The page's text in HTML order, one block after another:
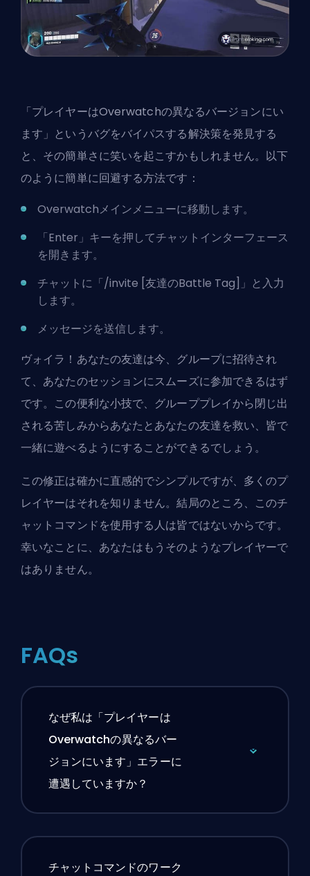
「プレイヤーはOverwatchの異なるバージョンにい
ます」というバグをバイパスする解決策を発見する
と、その簡単さに笑いを起こすかもしれません。以下
のように簡単に回避する方法です：
Overwatchメインメニューに移動します。
「Enter」キーを押してチャットインターフェース
を開きます。
チャットに「/invite [友達のBattle Tag]」と入力
します。
メッセージを送信します。
ヴォイラ！あなたの友達は今、グループに招待され
て、あなたのセッションにスムーズに参加できるはず
です。この便利な小技で、グループプレイから閉じ出
される苦しみからあなたとあなたの友達を救い、皆で
一緒に遊べるようにすることができるでしょう。
この修正は確かに直感的でシンプルですが、多くのプ
レイヤーはそれを知りません。結局のところ、このチ
ャットコマンドを使用する人は皆ではないからです。
幸いなことに、あなたはもうそのようなプレイヤーで
はありません。
FAQs
なぜ私は「プレイヤーは
Overwatchの異なるバー
ジョンにいます」エラーに
遭遇していますか？
チャットコマンドのワーク